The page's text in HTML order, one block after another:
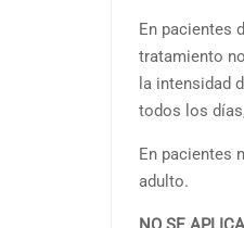
En pacientes
tratamiento
la intensidad
todos los
En pacientes
adulto.